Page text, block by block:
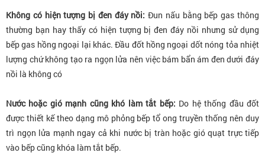
Không có hiện tượng bị đen đáy nồi:Đun nấu bằng bếp gas thông
thường bạn hay thấy có hiện tượng bị đen đáy nồi nhưng sử dụng
bếp gas hồng ngoại lại khác. Đầu đốt hồng ngoại dốt nóng tỏa nhiệt
lượng chứ không tạo ra ngọn lửa nên việc bám bẩn ám đen dưới đáy
nồi là không có
Nước hoặc gió mạnh cũng khó làm tắt bếp: Do hệ thống đầu đốt
được thiết kế theo dạng mô phỏng bếp tổ ong truyền thống nên duy
trì ngọn lửa mạnh ngay cả khi nước bị tràn hoặc gió quạt trực tiếp
vào bếp cũng khóa làm tắt bếp.